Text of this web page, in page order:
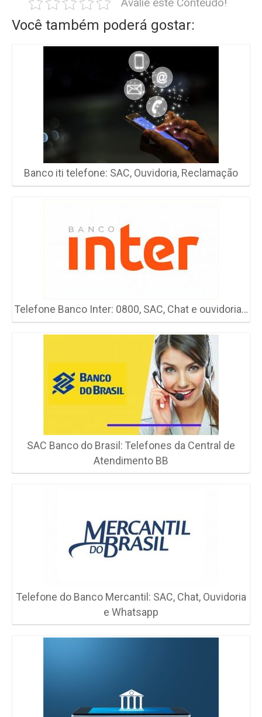
Avalie este Conteúdo!
Você também poderá gostar:
Banco iti telefone: SAC, Ouvidoria, Reclamação
Telefone Banco Inter: 0800, SAC, Chat e ouvidoria…
SAC Banco do Brasil: Telefones da Central de
Atendimento BB
Telefone do Banco Mercantil: SAC, Chat, Ouvidoria
e Whatsapp